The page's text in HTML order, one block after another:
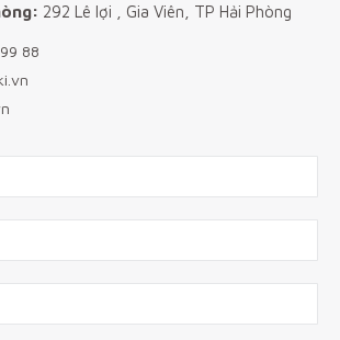
292 Lê lợi , Gia Viên, TP Hải Phòng
88